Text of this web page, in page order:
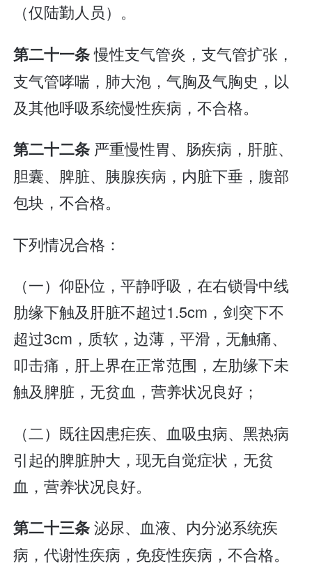
（仅陆勤人员）。
第二十一条慢性支气管炎，支气管扩张，
支气管哮喘，肺大泡，气胸及气胸史，以
及其他呼吸系统慢性疾病，不合格。
第二十二条 严重慢性胃、肠疾病，肝脏、
胆囊、脾脏、胰腺疾病，内脏下垂，腹部
包块，不合格。
下列情况合格：
（一）仰卧位，平静呼吸，在右锁骨中线
肋缘下触及肝脏不超过1.5cm，剑突下不
超过3cm，质软，边薄，平滑，无触痛、
叩击痛，肝上界在正常范围，左肋缘下未
触及脾脏，无贫血，营养状况良好；
（二）既往因患疟疾、血吸虫病、黑热病
引起的脾脏肿大，现无自觉症状，无贫
血，营养状况良好。
第二十三条泌尿、血液、内分泌系统疾
病，代谢性疾病，免疫性疾病，不合格。